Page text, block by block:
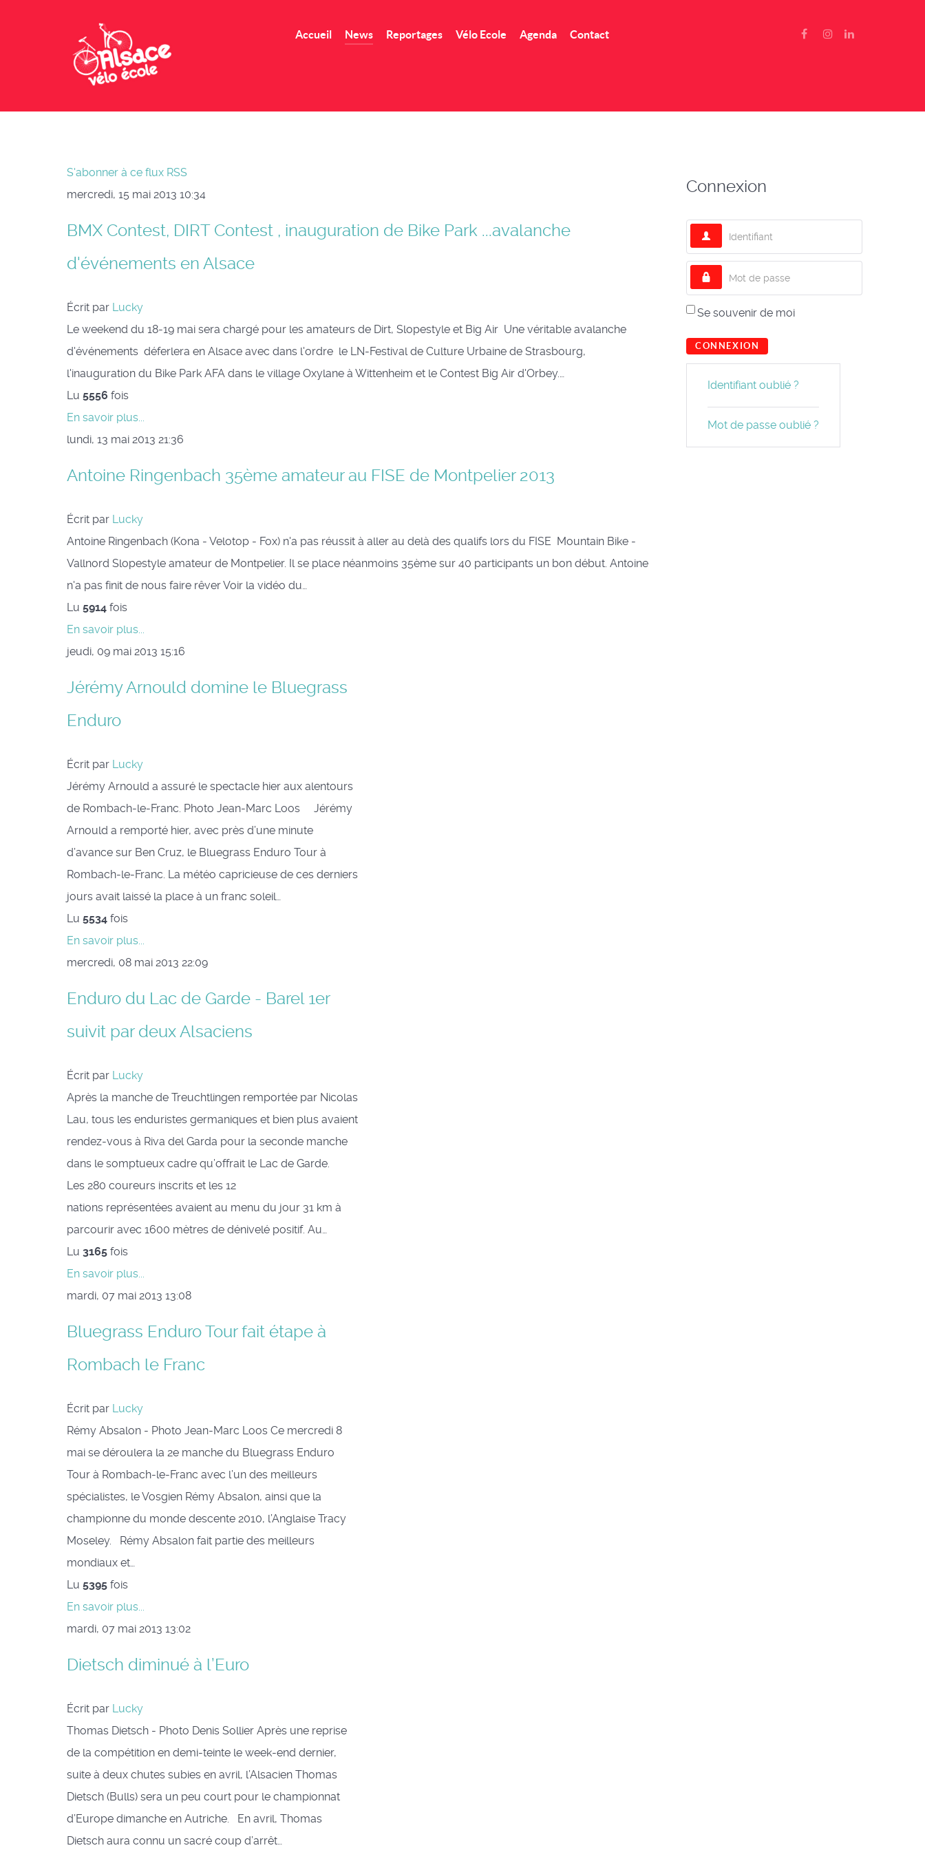
Accueil News Reportages Vélo Ecole Agenda Contact
S'abonner à ce flux RSS
mercredi, 15 mai 2013 10:34
BMX Contest, DIRT Contest , inauguration de Bike Park ...avalanche
d'événements en Alsace
Écrit par Lucky
Le weekend du 18-19 mai sera chargé pour les amateurs de Dirt, Slopestyle et Big Air Une véritable avalanche
d'événements déferlera en Alsace avec dans l'ordre le LN-Festival de Culture Urbaine de Strasbourg,
l'inauguration du Bike Park AFA dans le village Oxylane à Wittenheim et le Contest Big Air d'Orbey.…
Lu 5556 fois
En savoir plus...
lundi, 13 mai 2013 21:36
Antoine Ringenbach 35ème amateur au FISE de Montpelier 2013
Écrit par Lucky
Antoine Ringenbach (Kona - Velotop - Fox) n'a pas réussit à aller au delà des qualifs lors du FISE Mountain Bike -
Vallnord Slopestyle amateur de Montpelier. Il se place néanmoins 35ème sur 40 participants un bon début. Antoine
n'a pas finit de nous faire rêver Voir la vidéo du…
Lu 5914 fois
En savoir plus...
jeudi, 09 mai 2013 15:16
Jérémy Arnould domine le Bluegrass
Enduro
Écrit par Lucky
Jérémy Arnould a assuré le spectacle hier aux alentours
de Rombach-le-Franc. Photo Jean-Marc Loos Jérémy
Arnould a remporté hier, avec près d’une minute
d’avance sur Ben Cruz, le Bluegrass Enduro Tour à
Rombach-le-Franc. La météo capricieuse de ces derniers
jours avait laissé la place à un franc soleil…
Lu 5534 fois
En savoir plus...
mercredi, 08 mai 2013 22:09
Enduro du Lac de Garde - Barel 1er
suivit par deux Alsaciens
Écrit par Lucky
Après la manche de Treuchtlingen remportée par Nicolas
Lau, tous les enduristes germaniques et bien plus avaient
rendez-vous à Riva del Garda pour la seconde manche
dans le somptueux cadre qu’offrait le Lac de Garde.
Les 280 coureurs inscrits et les 12
nations représentées avaient au menu du jour 31 km à
parcourir avec 1600 mètres de dénivelé positif. Au…
Lu 3165 fois
En savoir plus...
mardi, 07 mai 2013 13:08
Bluegrass Enduro Tour fait étape à
Rombach le Franc
Écrit par Lucky
Rémy Absalon - Photo Jean-Marc Loos Ce mercredi 8
mai se déroulera la 2e manche du Bluegrass Enduro
Tour à Rombach-le-Franc avec l’un des meilleurs
spécialistes, le Vosgien Rémy Absalon, ainsi que la
championne du monde descente 2010, l’Anglaise Tracy
Moseley. Rémy Absalon fait partie des meilleurs
mondiaux et…
Lu 5395 fois
En savoir plus...
mardi, 07 mai 2013 13:02
Dietsch diminué à l’Euro
Écrit par Lucky
Thomas Dietsch - Photo Denis Sollier Après une reprise
de la compétition en demi-teinte le week-end dernier,
suite à deux chutes subies en avril, l’Alsacien Thomas
Dietsch (Bulls) sera un peu court pour le championnat
d’Europe dimanche en Autriche. En avril, Thomas
Dietsch aura connu un sacré coup d’arrêt…
Connexion
Identifiant
Se souvenir de moi
CONNEXION
Identifiant oublié ?
Mot de passe oublié ?